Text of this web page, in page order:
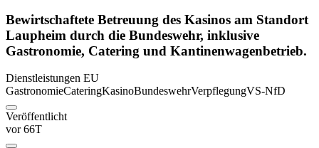
Bewirtschaftete Betreuung des Kasinos am Standort
Laupheim durch die Bundeswehr, inklusive
Gastronomie, Catering und Kantinenwagenbetrieb.
Dienstleistungen EU
GastronomieCateringKasinoBundeswehrVerpflegungVS-NfD
Veröffentlicht
vor 66T